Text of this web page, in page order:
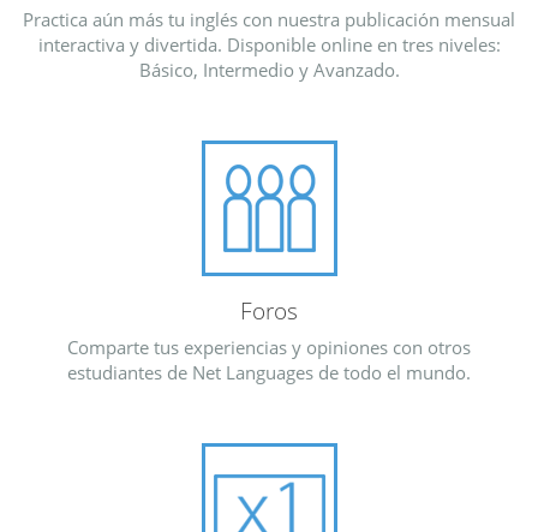
Practica aún más tu inglés con nuestra publicación mensual
interactiva y divertida. Disponible online en tres niveles:
Básico, Intermedio y Avanzado.
Foros
Comparte tus experiencias y opiniones con otros
estudiantes de Net Languages de todo el mundo.